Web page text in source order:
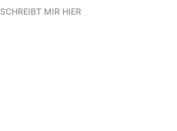
SCHREIBT MIR HIER